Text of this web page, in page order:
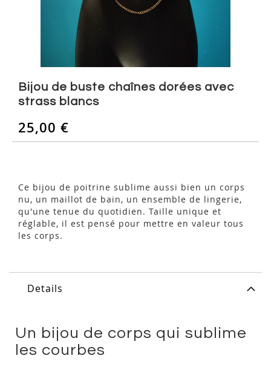
the
beginning
the
images
Bijou de buste chaînes dorées avec
strass blancs
25,00 €
Ce bijou de poitrine sublime aussi bien un corps
nu, un maillot de bain, un ensemble de lingerie,
qu'une tenue du quotidien. Taille unique et
réglable, il est pensé pour mettre en valeur tous
les corps.
Details
Un bijou de corps qui sublime
les courbes